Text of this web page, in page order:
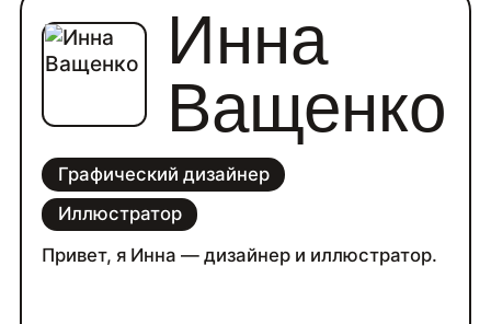
Инна
Ващенко
Графический дизайнер
Иллюстратор
Привет, я Инна — дизайнер и иллюстратор.